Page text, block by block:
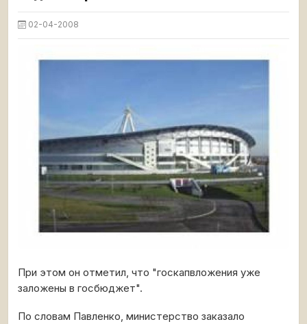
02-04-2008
При этом он отметил, что "госкапвложения уже
заложены в госбюджет".
По словам Павленко, министерство заказало